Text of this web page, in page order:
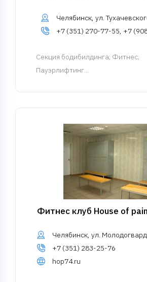
Челябинск, ул.
+7 (351) 270-77-55, +7
Cекция бодибилдинга; Фитнес;
Пауэрлифтинг...
Фитнес клуб House of pain
Челябинск, ул.
+7 (351) 283-25-76
hop74.ru